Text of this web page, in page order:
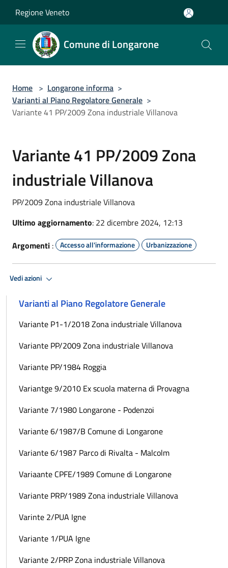
Regione Veneto
Comune di Longarone
Home > Longarone informa >
Varianti al Piano Regolatore Generale >
Variante 41 PP/2009 Zona industriale Villanova
Variante 41 PP/2009 Zona
industriale Villanova
PP/2009 Zona industriale Villanova
Ultimo aggiornamento: 22 dicembre 2024, 12:13
Argomenti : Accesso all'informazione Urbanizzazione
Vedi azioni
Varianti al Piano Regolatore Generale
Variante P1-1/2018 Zona industriale Villanova
Variante PP/2009 Zona industriale Villanova
Variante PP/1984 Roggia
Variantge 9/2010 Ex scuola materna di Provagna
Variante 7/1980 Longarone - Podenzoi
Variante 6/1987/B Comune di Longarone
Variante 6/1987 Parco di Rivalta - Malcolm
Variaante CPFE/1989 Comune di Longarone
Variante PRP/1989 Zona industriale Villanova
Varinte 2/PUA Igne
Variante 1/PUA Igne
Variante 2/PRP Zona industriale Villanova